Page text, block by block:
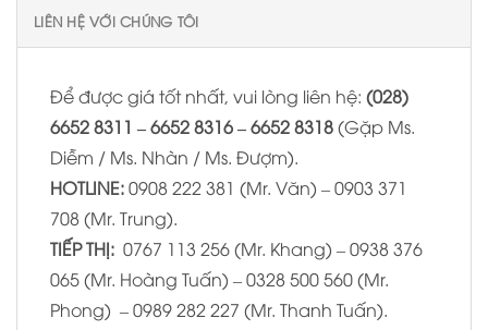
LIÊN HỆ VỚI CHÚNG TÔI
Để được giá tốt nhất, vui lòng liên hệ: (028)
6652 8311 – 6652 8316 – 6652 8318(Gặp Ms.
Diễm / Ms. Nhàn / Ms. Đượm).
HOTLINE:0908 222 381 (Mr. Văn) – 0903 371
708 (Mr. Trung).
TIẾP THỊ: 0767 113 256 (Mr. Khang) – 0938 376
065 (Mr. Hoàng Tuấn) – 0328 500 560 (Mr.
Phong) – 0989 282 227 (Mr. Thanh Tuấn).